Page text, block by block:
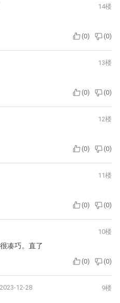
14楼
(0) (0)
13楼
(0) (0)
12楼
(0) (0)
11楼
(0) (0)
10楼
凑巧。直了
(0) (0)
2023-12-28 9楼